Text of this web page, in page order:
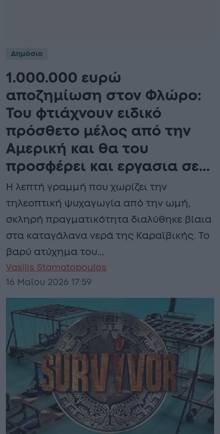
Δημόσιο
1.000.000 ευρώ
αποζημίωση στον Φλώρο:
Του φτιάχνουν ειδικό
πρόσθετο μέλος από την
Αμερική και θα του
προσφέρει και εργασια σε…
Η λεπτή γραμμή που χωρίζει την
τηλεοπτική ψυχαγωγία από την ωμή,
σκληρή πραγματικότητα διαλύθηκε βίαια
στα καταγάλανα νερά της Καραϊβικής. Το
βαρύ ατύχημα του…
Vasilis Stamatopoulos
16 Μαΐου 2026 17:59